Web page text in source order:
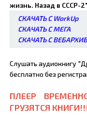
жизнь. Назад в СССР-2"
СКАЧАТЬ С WorkUp
СКАЧАТЬ С МЕГА
СКАЧАТЬ С
Слушать аудиокнигу
бесплатно без
ПЛЕЕР
ГРУЗЯТСЯ